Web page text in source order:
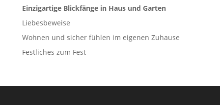
Einzigartige Blickfänge in Haus und Garten
Liebesbeweise
Wohnen und sicher fühlen im eigenen Zuhause
Festliches zum Fest